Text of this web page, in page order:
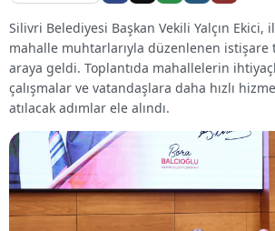
Silivri Belediyesi Başkan Vekili Yalçın Ekici,
mahalle muhtarlarıyla düzenlenen istişare
araya geldi. Toplantıda mahallelerin
çalışmalar ve vatandaşlara daha hızlı
atılacak adımlar ele alındı.